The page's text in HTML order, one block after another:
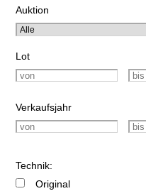
Auktion
Lot
Verkaufsjahr
Technik:
Original